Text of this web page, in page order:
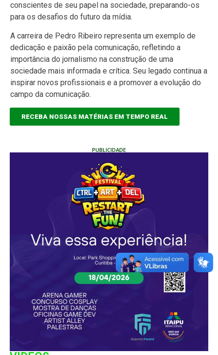
conscientes de seu papel na sociedade, preparando-os
para os desafios do futuro da mídia.
A carreira de Pedro Ribeiro representa um exemplo de
dedicação e paixão pela comunicação, refletindo a
importância do jornalismo na construção de uma
sociedade mais informada e crítica. Seu legado continua a
inspirar novos profissionais e a promover a evolução do
campo da comunicação.
RECEBA NOSSAS MATÉRIAS EM TEMPO REAL
PUBLICIDADE